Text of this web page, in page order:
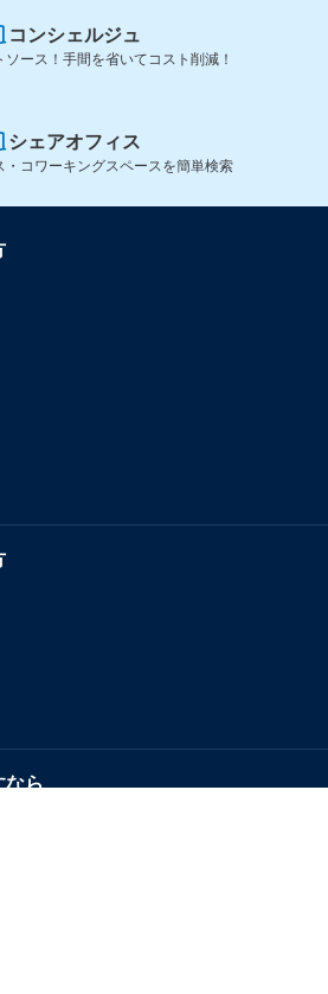
コンシェルジュ
ース！手間を省いてコスト削減！
シェアオフィス
・コワーキングスペースを簡単検索
なら